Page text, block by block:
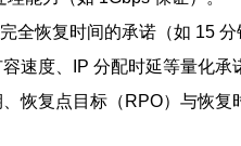
全恢复时间的承诺（如 15 分
速度、IP 分配时延等量化承
恢复点目标（RPO）与恢复